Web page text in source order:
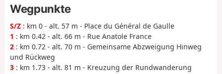
Wegpunkte
S/Z : km 0 - alt. 57 m - Place du Général de Gaulle
1 : km 0.42 - alt. 66 m - Rue Anatole France
2 : km 0.72 - alt. 70 m - Gemeinsame Abzweigung Hinweg
und Rückweg
3 : km 1.73 - alt. 81 m - Kreuzung der Rundwanderung